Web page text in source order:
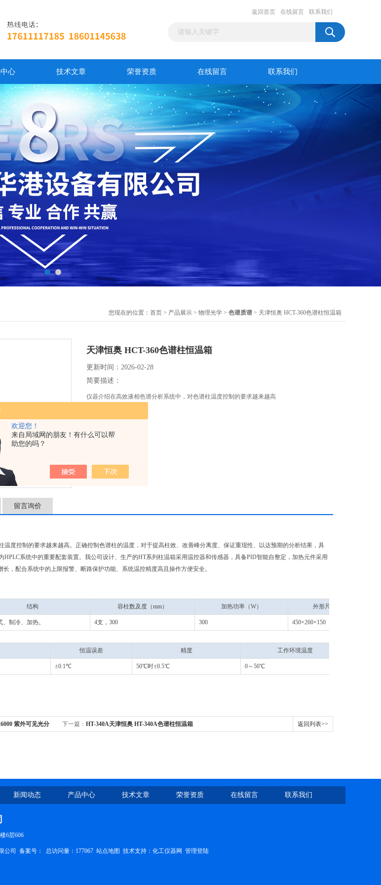
欢迎您！
来自局域网的朋友！有什么可以帮
助您的吗？
返回首页 在线留言 联系我们
心 技术文章 荣誉资质 在线留言 联系我们
您现在的位置： 首页 > 产品展示 > 物理光学 > 色谱质谱 > 天津恒奥 HCT-360色谱柱恒温箱
天津恒奥 HCT-360色谱柱恒温箱
更新时间：2026-02-28
简要描述：
仪器介绍在高效液相色谱分析系统中，对色谱柱温度控制的要求越来越高
留言询价
温度控制的要求越来越高。正确控制色谱柱的温度，对于提高柱效、改善峰分离度、保证重现性、以达预期的分析结果，具
HPLC系统中的重要配套装置。我公司设计、生产的HT系列柱温箱采用温控器和传感器，具备PID智能自整定，加热元件采用
，配合系统中的上限报警、断路保护功能、系统温控精度高且操作方便安全。
结构 容柱数及度（mm） 加热功率（W） 外形尺（mm）
、制冷、加热。 4支，300 300 450×260×150
恒温误差 精度 工作环境温度
±0.1℃ 50℃时±0.5℃ 0～50℃
紫外可见光分 下一篇： HT-340A天津恒奥 HT-340A色谱柱恒温箱 返回列表>>
新闻动态 产品中心 技术文章 荣誉资质 在线留言 联系我们
6层606
公司 备案号： 总访问量：177067 站点地图 技术支持： 化工仪器网 管理登陆